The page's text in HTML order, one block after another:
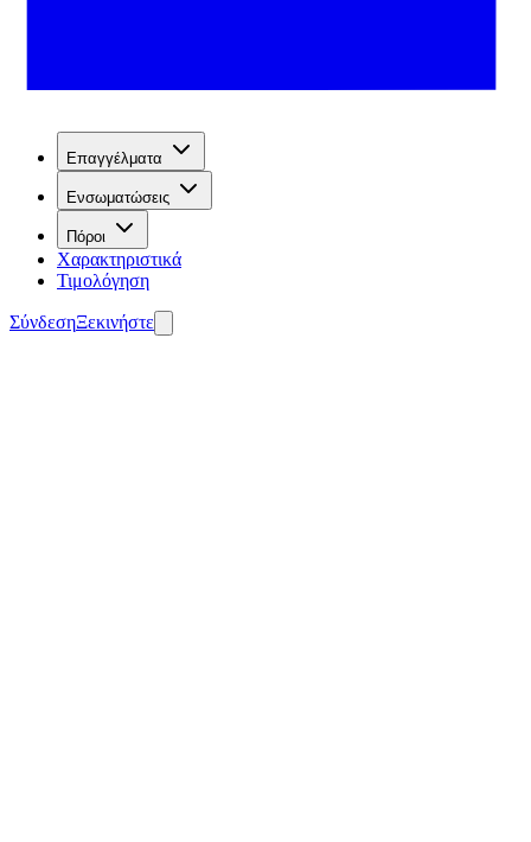
Επαγγέλματα
Ενσωματώσεις
Πόροι
Χαρακτηριστικά
Τιμολόγηση
ΣύνδεσηΞεκινήστε